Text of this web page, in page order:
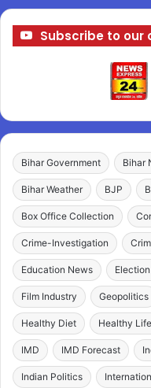
Subscribe to our
Bihar Government Bihar
Bihar Weather BJP
Box Office Collection
Crime-Investigation
Education News
Film Industry Geopolitics
Healthy Diet Healthy
IMD IMD Forecast
Indian Politics